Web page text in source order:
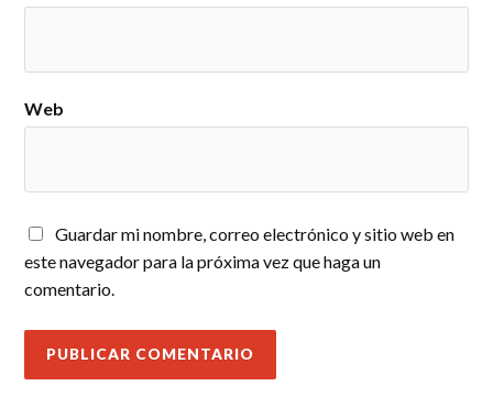
Web
Guardar mi nombre, correo electrónico y sitio web en
este navegador para la próxima vez que haga un
comentario.